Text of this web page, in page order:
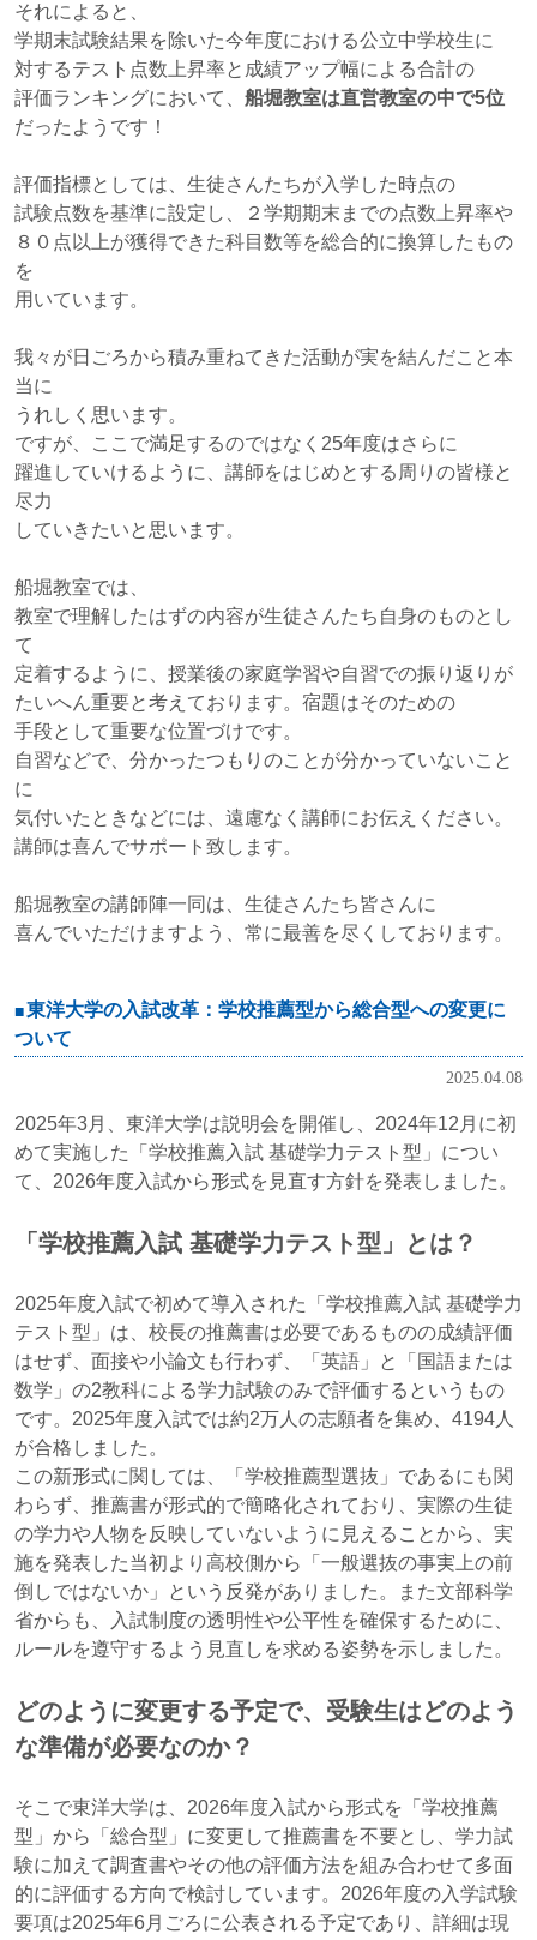
それによると、
学期末試験結果を除いた今年度における公立中学校生に
対するテスト点数上昇率と成績アップ幅による合計の
評価ランキングにおいて、 船堀教室は直営教室の中で5位
だったようです！
評価指標としては、生徒さんたちが入学した時点の
試験点数を基準に設定し、２学期期末までの点数上昇率や
８０点以上が獲得できた科目数等を総合的に換算したもの
を
用いています。
我々が日ごろから積み重ねてきた活動が実を結んだこと本
当に
うれしく思います。
ですが、ここで満足するのではなく25年度はさらに
躍進していけるように、講師をはじめとする周りの皆様と
尽力
していきたいと思います。
船堀教室では、
教室で理解したはずの内容が生徒さんたち自身のものとし
て
定着するように、授業後の家庭学習や自習での振り返りが
たいへん重要と考えております。宿題はそのための
手段として重要な位置づけです。
自習などで、分かったつもりのことが分かっていないこと
に
気付いたときなどには、遠慮なく講師にお伝えください。
講師は喜んでサポート致します。
船堀教室の講師陣一同は、生徒さんたち皆さんに
喜んでいただけますよう、常に最善を尽くしております。
東洋大学の入試改革：学校推薦型から総合型への変更に
ついて
2025.04.08
2025年3月、東洋大学は説明会を開催し、2024年12月に初
めて実施した「学校推薦入試 基礎学力テスト型」につい
て、2026年度入試から形式を見直す方針を発表しました。
「学校推薦入試 基礎学力テスト型」とは？
2025年度入試で初めて導入された「学校推薦入試 基礎学力
テスト型」は、校長の推薦書は必要であるものの成績評価
はせず、面接や小論文も行わず、「英語」と「国語または
数学」の2教科による学力試験のみで評価するというもの
です。2025年度入試では約2万人の志願者を集め、4194人
が合格しました。
この新形式に関しては、「学校推薦型選抜」であるにも関
わらず、推薦書が形式的で簡略化されており、実際の生徒
の学力や人物を反映していないように見えることから、実
施を発表した当初より高校側から「一般選抜の事実上の前
倒しではないか」という反発がありました。また文部科学
省からも、入試制度の透明性や公平性を確保するために、
ルールを遵守するよう見直しを求める姿勢を示しました。
どのように変更する予定で、受験生はどのよう
な準備が必要なのか？
そこで東洋大学は、2026年度入試から形式を「学校推薦
型」から「総合型」に変更して推薦書を不要とし、学力試
験に加えて調査書やその他の評価方法を組み合わせて多面
的に評価する方向で検討しています。2026年度の入学試験
要項は2025年6月ごろに公表される予定であり、詳細は現